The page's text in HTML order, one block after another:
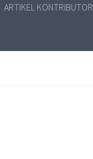
ARTIKEL KONTRIBUTOR